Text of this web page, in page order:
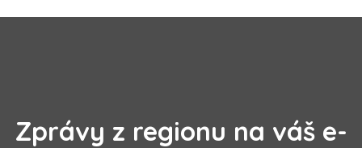
Zprávy z regionu na váš e-